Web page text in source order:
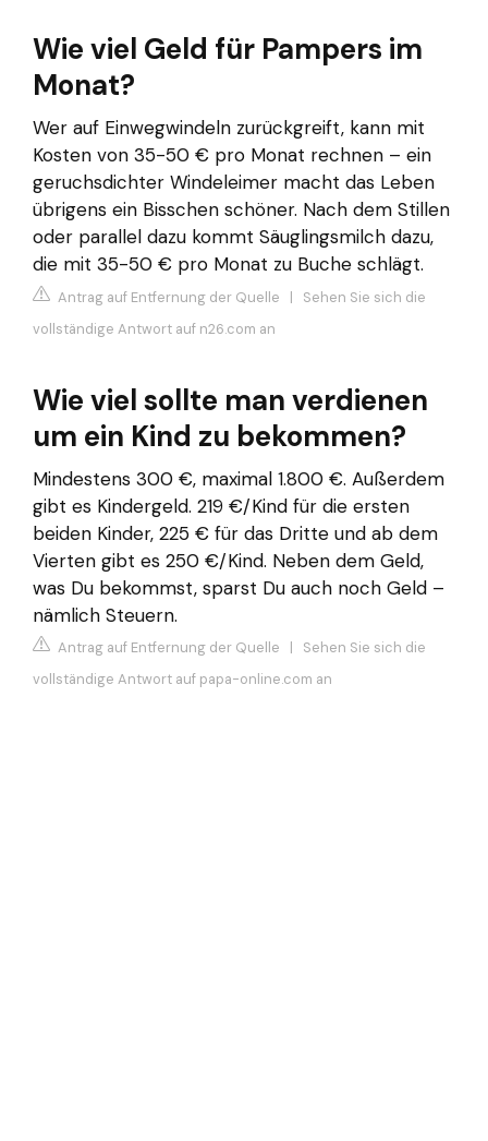
Wie viel Geld für Pampers im
Monat?
Wer auf Einwegwindeln zurückgreift, kann mit
Kosten von 35-50 € pro Monat rechnen – ein
geruchsdichter Windeleimer macht das Leben
übrigens ein Bisschen schöner. Nach dem Stillen
oder parallel dazu kommt Säuglingsmilch dazu,
die mit 35-50 € pro Monat zu Buche schlägt.
Antrag auf Entfernung der Quelle | Sehen Sie sich die
vollständige Antwort auf n26.com an
Wie viel sollte man verdienen
um ein Kind zu bekommen?
Mindestens 300 €, maximal 1.800 €. Außerdem
gibt es Kindergeld. 219 €/Kind für die ersten
beiden Kinder, 225 € für das Dritte und ab dem
Vierten gibt es 250 €/Kind. Neben dem Geld,
was Du bekommst, sparst Du auch noch Geld –
nämlich Steuern.
Antrag auf Entfernung der Quelle | Sehen Sie sich die
vollständige Antwort auf papa-online.com an